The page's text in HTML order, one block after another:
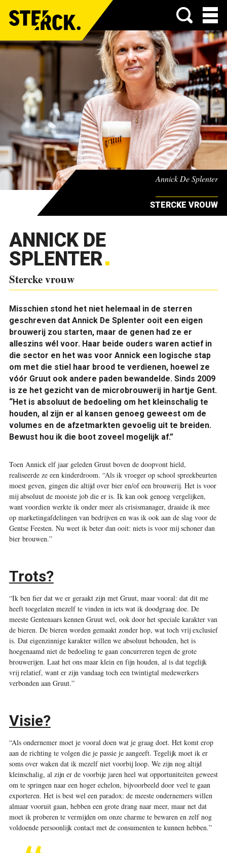
Menu
Annick De Splenter
STERCKE VROUW
ANNICK DE
SPLENTER
Stercke vrouw
Misschien stond het niet helemaal in de sterren
geschreven dat Annick De Splenter ooit een eigen
brouwerij zou starten, maar de genen had ze er
alleszins wél voor. Haar beide ouders waren actief in
die sector en het was voor Annick een logische stap
om met die stiel haar brood te verdienen, hoewel ze
vóór Gruut ook andere paden bewandelde. Sinds 2009
is ze het gezicht van de microbrouwerij in hartje Gent.
“Het is absoluut de bedoeling om het kleinschalig te
houden, al zijn er al kansen genoeg geweest om de
volumes en de afzetmarkten gevoelig uit te breiden.
Bewust hou ik die boot zoveel mogelijk af.”
Toen Annick elf jaar geleden Gruut boven de doopvont hield,
realiseerde ze een kinderdroom. “Als ik vroeger op school spreekbeurten
moest geven, gingen die altijd over bier en/of een brouwerij. Het is voor
mij absoluut de mooiste job die er is. Ik kan ook genoeg vergelijken,
want voordien werkte ik onder meer als crisismanager, draaide ik mee
op marketingafdelingen van bedrijven en was ik ook aan de slag voor de
Gentse Feesten. Nu weet ik beter dan ooit: niets is voor mij schoner dan
bier brouwen.”
Trots?
“Ik ben fier dat we er geraakt zijn met Gruut, maar vooral: dat dit me
heeft toegelaten mezelf te vinden in iets wat ik doodgraag doe. De
meeste Gentenaars kennen Gruut wel, ook door het speciale karakter van
de bieren. De bieren worden gemaakt zonder hop, wat toch vrij exclusief
is. Dat eigenzinnige karakter willen we absoluut behouden, het is
hoegenaamd niet de bedoeling te gaan concurreren tegen de grote
brouwerijen. Laat het ons maar klein en fijn houden, al is dat tegelijk
vrij relatief, want er zijn vandaag toch een twintigtal medewerkers
verbonden aan Gruut.”
Visie?
“Als ondernemer moet je vooral doen wat je graag doet. Het komt erop
aan de richting te volgen die je passie je aangeeft. Tegelijk moet ik er
soms over waken dat ik mezelf niet voorbij loop. We zijn nog altijd
kleinschalig, al zijn er de voorbije jaren heel wat opportuniteiten geweest
om te springen naar een hoger echelon, bijvoorbeeld door veel te gaan
exporteren. Het is best wel een paradox: de meeste ondernemers willen
almaar vooruit gaan, hebben een grote drang naar meer, maar net dat
moet ik proberen te vermijden om onze charme te bewaren en zelf nog
voldoende persoonlijk contact met de consumenten te kunnen hebben.”